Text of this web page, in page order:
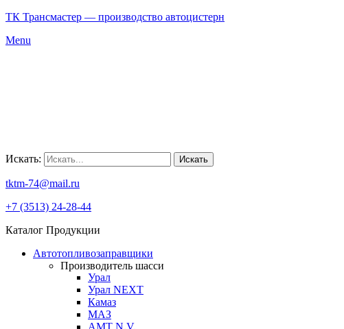
ТК Трансмастер — производство автоцистерн
Menu
Искать: Искать
tktm-74@mail.ru
+7 (3513) 24-28-44
Каталог Продукции
Автотопливозаправщики
Производитель шасси
Урал
Урал NEXT
Камаз
МАЗ
AMT N.V.